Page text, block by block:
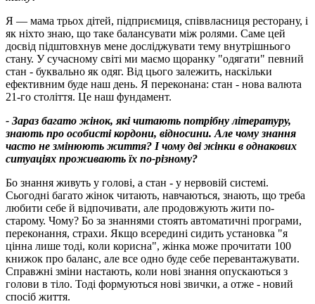
Я — мама трьох дітей, підприємиця, співвласниця ресторану, і
як ніхто знаю, що таке балансувати між ролями. Саме цей
досвід підштовхнув мене досліджувати тему внутрішнього
стану. У сучасному світі ми маємо щоранку "одягати" певний
стан - буквально як одяг. Від цього залежить, наскільки
ефективним буде наш день. Я переконана: стан - нова валюта
21-го століття. Це наш фундамент.
- Зараз багато жінок, які читають потрібну літературу,
знають про особисті кордони, відносини. Але чому знання
часто не змінюють життя? І чому дві жінки в однакових
ситуаціях проживають їх по-різному?
Бо знання живуть у голові, а стан - у нервовій системі.
Сьогодні багато жінок читають, навчаються, знають, що треба
любити себе й відпочивати, але продовжують жити по-
старому. Чому? Бо за знаннями стоять автоматичні програми,
переконання, страхи. Якщо всередині сидить установка "я
цінна лише тоді, коли корисна", жінка може прочитати 100
книжок про баланс, але все одно буде себе перевантажувати.
Справжні зміни настають, коли нові знання опускаються з
голови в тіло. Тоді формуються нові звички, а отже - новий
спосіб життя.